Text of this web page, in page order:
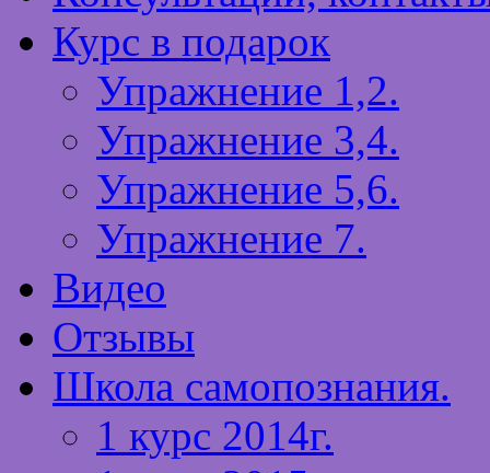
Курс в подарок
Упражнение 1,2.
Упражнение 3,4.
Упражнение 5,6.
Упражнение 7.
Видео
Отзывы
Школа самопознания.
1 курс 2014г.